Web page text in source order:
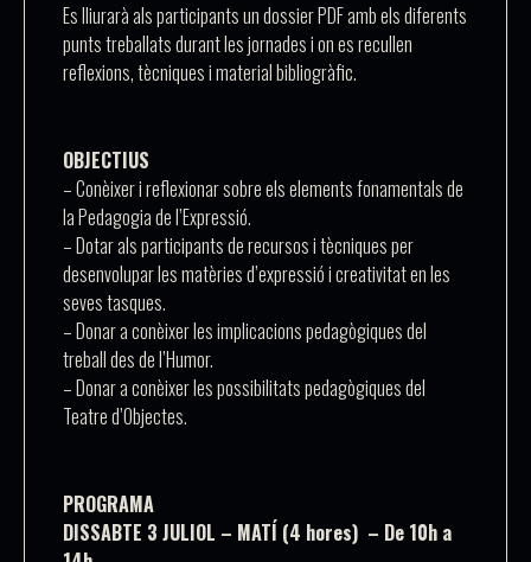
Es lliurarà als participants un dossier PDF amb els diferents
punts treballats durant les jornades i on es recullen
reflexions, tècniques i material bibliogràfic.
OBJECTIUS
– Conèixer i reflexionar sobre els elements fonamentals de
la Pedagogia de l’Expressió.
– Dotar als participants de recursos i tècniques per
desenvolupar les matèries d’expressió i creativitat en les
seves tasques.
– Donar a conèixer les implicacions pedagògiques del
treball des de l’Humor.
– Donar a conèixer les possibilitats pedagògiques del
Teatre d’Objectes.
PROGRAMA
DISSABTE 3 JULIOL – MATÍ (4 hores) – De 10h a